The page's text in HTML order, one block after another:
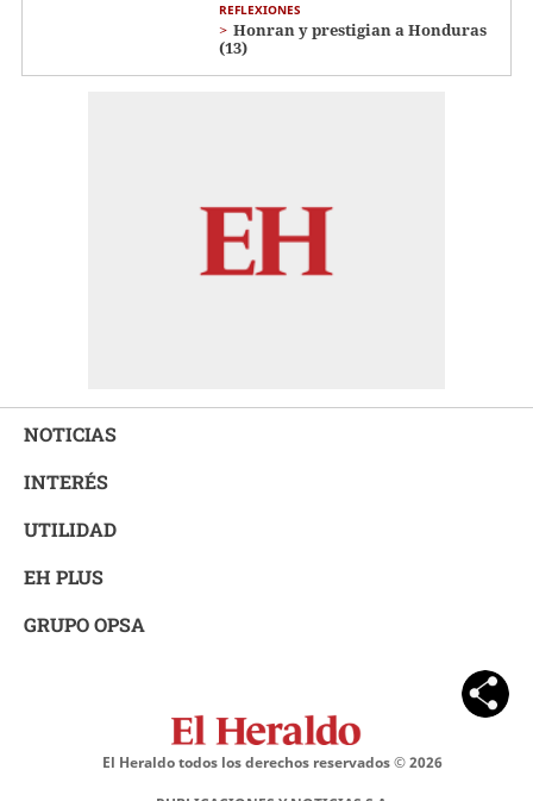
REFLEXIONES
Honran y prestigian a Honduras
(13)
NOTICIAS
INTERÉS
UTILIDAD
EH PLUS
GRUPO OPSA
El Heraldo todos los derechos reservados ©2026